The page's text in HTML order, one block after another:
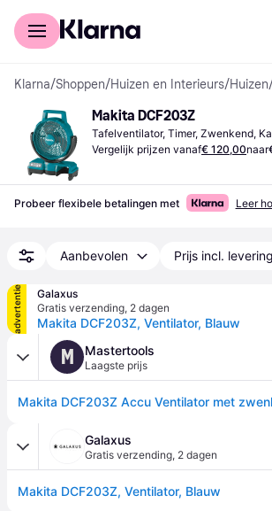
Voor shoppers
Klarna/Shoppen/Huizen en Interieurs/Huizen
Makita DCF203Z
Tafelventilator, Timer, Zwenkend,
Vergelijk prijzen vanaf€ 120,00naar
Probeer flexibele betalingen met Leer
Aanbevolen Prijs incl. levering
advertentie
Galaxus
Gratis verzending, 2 dagen
Makita DCF203Z, Ventilator, Blauw
M Mastertools
Laagste prijs
Galaxus
Gratis verzending, 2 dagen
Makita DCF203Z, Ventilator, Blauw